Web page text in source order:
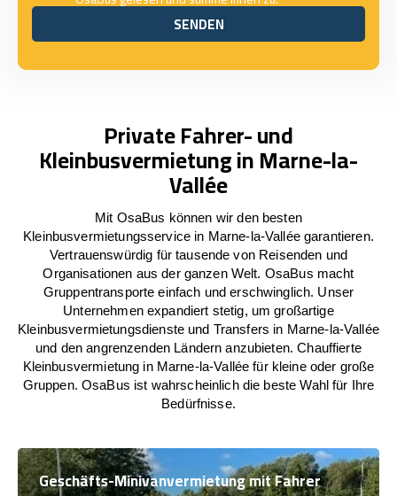
SENDEN
SENDEN
Private Fahrer- und
Kleinbusvermietung in Marne-la-
Vallée
Mit OsaBus können wir den besten
Kleinbusvermietungsservice in Marne-la-Vallée garantieren.
Vertrauenswürdig für tausende von Reisenden und
Organisationen aus der ganzen Welt. OsaBus macht
Gruppentransporte einfach und erschwinglich. Unser
Unternehmen expandiert stetig, um großartige
Kleinbusvermietungsdienste und Transfers in Marne-la-Vallée
und den angrenzenden Ländern anzubieten. Chauffierte
Kleinbusvermietung in Marne-la-Vallée für kleine oder große
Gruppen. OsaBus ist wahrscheinlich die beste Wahl für Ihre
Bedürfnisse.
Geschäfts-Minivanvermietung mit Fahrer